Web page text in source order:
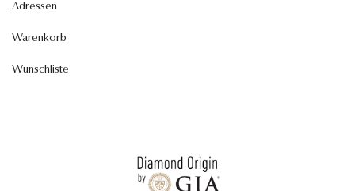
Adressen
Warenkorb
Wunschliste